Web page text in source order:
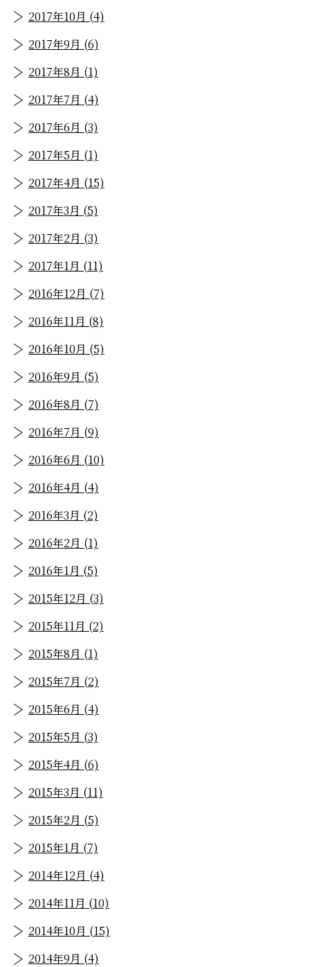
2017年10月 (4)
2017年9月 (6)
2017年8月 (1)
2017年7月 (4)
2017年6月 (3)
2017年5月 (1)
2017年4月 (15)
2017年3月 (5)
2017年2月 (3)
2017年1月 (11)
2016年12月 (7)
2016年11月 (8)
2016年10月 (5)
2016年9月 (5)
2016年8月 (7)
2016年7月 (9)
2016年6月 (10)
2016年4月 (4)
2016年3月 (2)
2016年2月 (1)
2016年1月 (5)
2015年12月 (3)
2015年11月 (2)
2015年8月 (1)
2015年7月 (2)
2015年6月 (4)
2015年5月 (3)
2015年4月 (6)
2015年3月 (11)
2015年2月 (5)
2015年1月 (7)
2014年12月 (4)
2014年11月 (10)
2014年10月 (15)
2014年9月 (4)